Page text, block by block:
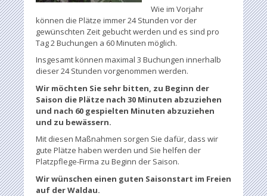
Wie im Vorjahr
können die Plätze immer 24 Stunden vor der
gewünschten Zeit gebucht werden und es sind pro
Tag 2 Buchungen a 60 Minuten möglich.
Insgesamt können maximal 3 Buchungen innerhalb
dieser 24 Stunden vorgenommen werden.
Wir möchten Sie sehr bitten, zu Beginn der
Saison die Plätze nach 30 Minuten abzuziehen
und nach 60 gespielten Minuten abzuziehen
und zu bewässern.
Mit diesen Maßnahmen sorgen Sie dafür, dass wir
gute Plätze haben werden und Sie helfen der
Platzpflege-Firma zu Beginn der Saison.
Wir wünschen einen guten Saisonstart im Freien
auf der Waldau.